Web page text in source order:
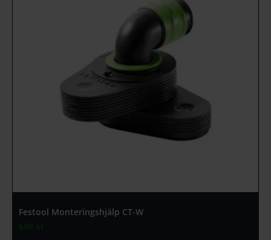
Festool Monteringshjälp CT-W
698 kr